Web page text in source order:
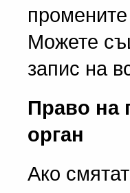
Можете
запис на
Право на
орган
Ако